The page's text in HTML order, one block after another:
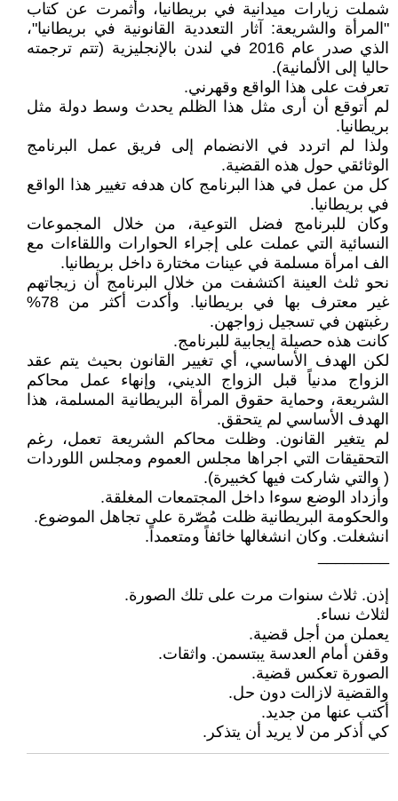
شملت زيارات ميدانية في بريطانيا، وأثمرت عن كتاب
"المرأة والشريعة: آثار التعددية القانونية في بريطانيا"،
الذي صدر عام 2016 في لندن بالإنجليزية (تتم ترجمته
حاليا إلى الألمانية).
تعرفت على هذا الواقع وقهرني.
لم أتوقع أن أرى مثل هذا الظلم يحدث وسط دولة مثل
بريطانيا.
ولذا لم اتردد في الانضمام إلى فريق عمل البرنامج
الوثائقي حول هذه القضية.
كل من عمل في هذا البرنامج كان هدفه تغيير هذا الواقع
في بريطانيا.
وكان للبرنامج فضل التوعية، من خلال المجموعات
النسائية التي عملت على إجراء الحوارات واللقاءات مع
الف امرأة مسلمة في عينات مختارة داخل بريطانيا.
نحو ثلث العينة اكتشفت من خلال البرنامج أن زيجاتهم
غير معترف بها في بريطانيا. وأكدت أكثر من 78%
رغبتهن في تسجيل زواجهن.
كانت هذه حصيلة إيجابية للبرنامج.
لكن الهدف الأساسي، أي تغيير القانون بحيث يتم عقد
الزواج مدنياً قبل الزواج الديني، وإنهاء عمل محاكم
الشريعة، وحماية حقوق المرأة البريطانية المسلمة، هذا
الهدف الأساسي لم يتحقق.
لم يتغير القانون. وظلت محاكم الشريعة تعمل، رغم
التحقيقات التي اجراها مجلس العموم ومجلس اللوردات
( والتي شاركت فيها كخبيرة).
وأزداد الوضع سوءا داخل المجتمعات المغلقة.
والحكومة البريطانية ظلت مُصّرة على تجاهل الموضوع.
انشغلت. وكان انشغالها خائفاً ومتعمداً.
إذن. ثلاث سنوات مرت على تلك الصورة.
لثلاث نساء.
يعملن من أجل قضية.
وقفن أمام العدسة يبتسمن. واثقات.
الصورة تعكس قضية.
والقضية لازالت دون حل.
أكتب عنها من جديد.
كي أذكر من لا يريد أن يتذكر.